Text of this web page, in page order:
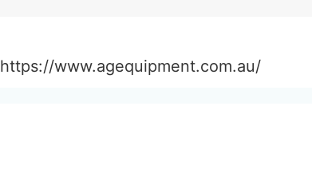
https://www.agequipment.com.au/